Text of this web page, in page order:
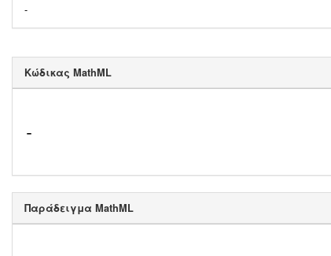
-
Κώδικας MathML
-
Παράδειγμα MathML